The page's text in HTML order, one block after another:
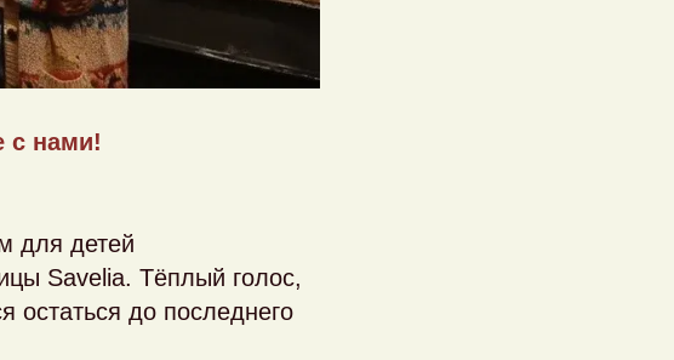
с нами!
для детей
Savelia. Тёплый голос,
остаться до последнего